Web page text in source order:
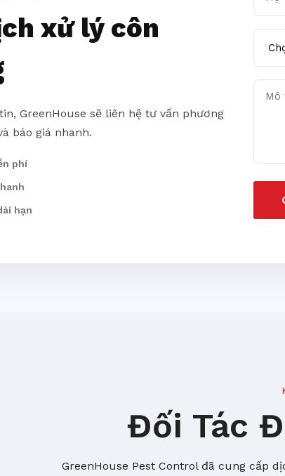
xử lý côn
GreenHouse sẽ liên hệ tư vấn phương
báo giá nhanh.
phí
hạn
Chọn
Mô tả
Đối Tác
GreenHouse Pest Control đã cung cấp